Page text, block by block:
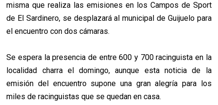
misma que realiza las emisiones en los Campos de Sport
de El Sardinero, se desplazará al municipal de Guijuelo para
el encuentro con dos cámaras.
Se espera la presencia de entre 600 y 700 racinguista en la
localidad charra el domingo, aunque esta noticia de la
emisión del encuentro supone una gran alegría para los
miles de racinguistas que se quedan en casa.